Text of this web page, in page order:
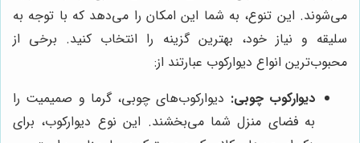
می‌شوند. این تنوع، به شما این امکان را می‌دهد که با توجه به
سلیقه و نیاز خود، بهترین گزینه را انتخاب کنید. برخی از
محبوب‌ترین انواع دیوارکوب عبارتند از:
دیوارکوب چوبی: دیوارکوب‌های چوبی، گرما و صمیمیت را
به فضای منزل شما می‌بخشند. این نوع دیوارکوب، برای